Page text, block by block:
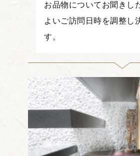
お品物についてお聞きし
よいご訪問日時を調整し
す。